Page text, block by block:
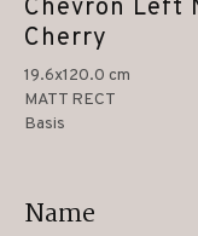
Chevron Left
Cherry
19.6x120.0 cm
MATT RECT
Basis
Name